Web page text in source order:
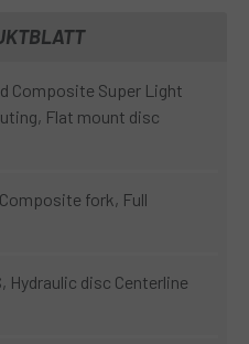
Composite Super Light
Flat mount disc
fork, Full
Hydraulic disc Centerline